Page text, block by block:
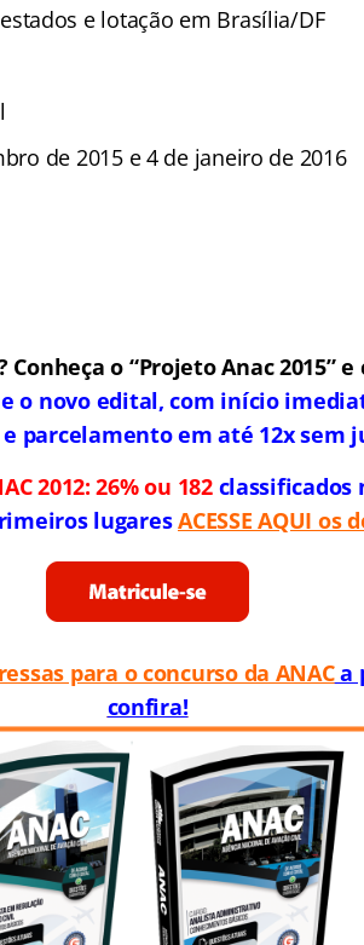
e lotação em Brasília/DF
de 2015 e 4 de janeiro de 2016
o “Projeto Anac 2015”
o novo edital, com início
parcelamento em até 12x sem
2012: 26% ou 182classificados
lugaresACESSE AQUI os
para o concurso da ANACa
confira!